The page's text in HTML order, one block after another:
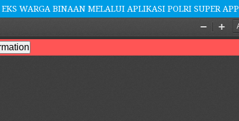
WARGA BINAAN MELALUI APLIKASI POLRI SUPER APP